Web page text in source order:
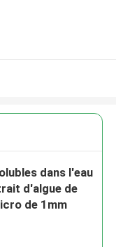
dans l'eau
d'algue de
de 1mm